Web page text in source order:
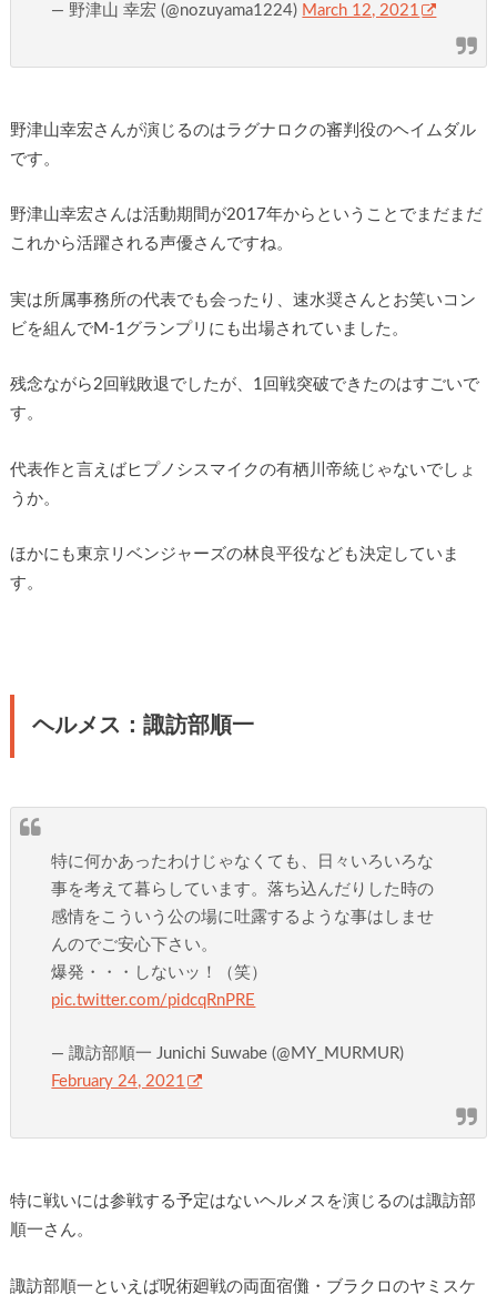
— 野津山 幸宏 (@nozuyama1224) March 12, 2021
野津山幸宏さんが演じるのはラグナロクの審判役のヘイムダル
です。
野津山幸宏さんは活動期間が2017年からということでまだまだ
これから活躍される声優さんですね。
実は所属事務所の代表でも会ったり、速水奨さんとお笑いコン
ビを組んでM-1グランプリにも出場されていました。
残念ながら2回戦敗退でしたが、1回戦突破できたのはすごいで
す。
代表作と言えばヒプノシスマイクの有栖川帝統じゃないでしょ
うか。
ほかにも東京リベンジャーズの林良平役なども決定していま
す。
ヘルメス：諏訪部順一
特に何かあったわけじゃなくても、日々いろいろな
事を考えて暮らしています。落ち込んだりした時の
感情をこういう公の場に吐露するような事はしませ
んのでご安心下さい。
爆発・・・しないッ！（笑）
pic.twitter.com/pidcqRnPRE
— 諏訪部順一 Junichi Suwabe (@MY_MURMUR)
February 24, 2021
特に戦いには参戦する予定はないヘルメスを演じるのは諏訪部
順一さん。
諏訪部順一といえば呪術廻戦の両面宿儺・ブラクロのヤミスケ